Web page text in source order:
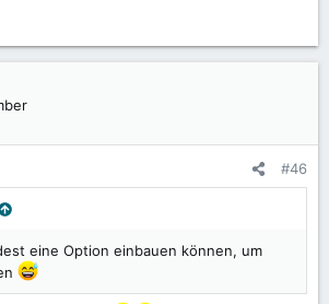
#46
eine Option einbauen können, um